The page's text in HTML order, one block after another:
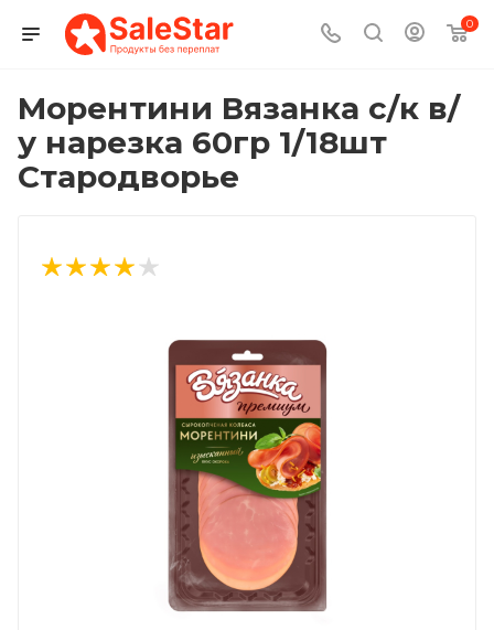
0
Морентини Вязанка с/к в/
у нарезка 60гр 1/18шт
Стародворье